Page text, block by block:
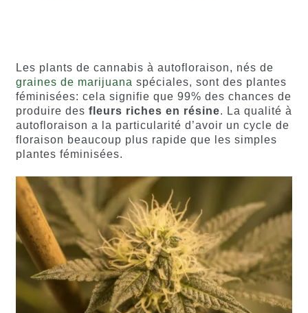
notations
client
client
Les plants de cannabis à autofloraison, nés de
graines de marijuana spéciales, sont des plantes
féminisées: cela signifie que 99% des chances de
produire des fleurs riches en résine. La qualité à
autofloraison a la particularité d’avoir un cycle de
floraison beaucoup plus rapide que les simples
plantes féminisées.